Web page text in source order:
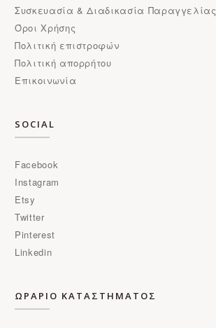
Συσκευασία & Διαδικασία Παραγγελίας
Όροι Χρήσης
Πολιτική επιστροφών
Πολιτική απορρήτου
Επικοινωνία
SOCIAL
Facebook
Instagram
Etsy
Twitter
Pinterest
Linkedin
ΩΡΑΡΙΟ ΚΑΤΑΣΤΗΜΑΤΟΣ